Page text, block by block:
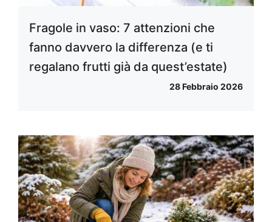
Fragole in vaso: 7 attenzioni che
fanno davvero la differenza (e ti
regalano frutti già da quest’estate)
28 Febbraio 2026